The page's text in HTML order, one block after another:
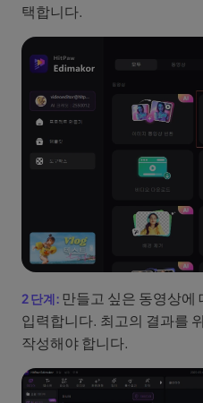
택합니다.
만들고 싶은 동영상에
입력합니다. 최고의 결과를
작성해야 합니다.